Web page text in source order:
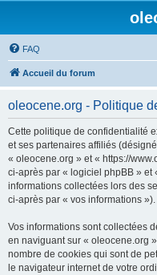
FAQ
Accueil du forum
oleocene.org - Politique
Cette politique de confidentialité
et ses partenaires affiliés
« oleocene.org » et « https://
ci-après par « logiciel phpBB » et
informations collectées lors des
ci-après par « vos informations »).
Vos informations sont collectées
en naviguant sur « oleocene.org
nombre de cookies qui sont de
le navigateur internet de votre